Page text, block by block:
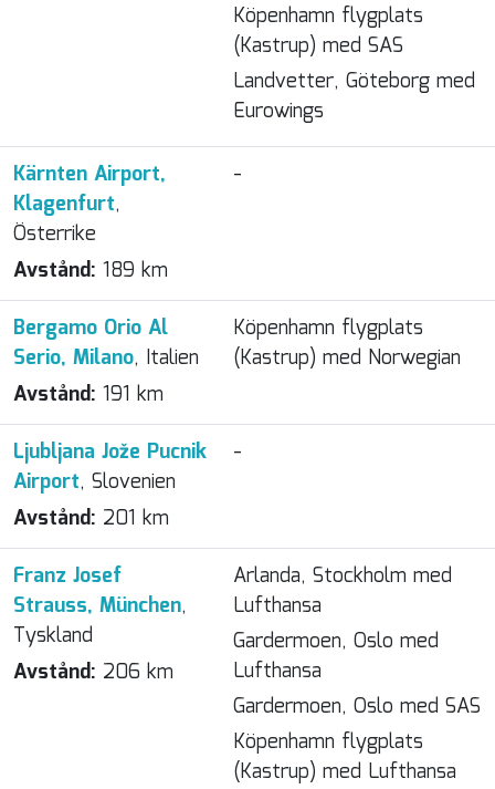
Köpenhamn flygplats
(Kastrup) med SAS
Landvetter, Göteborg med
Eurowings
Kärnten Airport,
Klagenfurt,
Österrike
Avstånd: 189 km
-
Bergamo Orio Al
Serio, Milano, Italien
Avstånd: 191 km
Köpenhamn flygplats
(Kastrup) med Norwegian
Ljubljana Jože Pucnik
Airport, Slovenien
Avstånd: 201 km
-
Franz Josef
Strauss, München,
Tyskland
Avstånd: 206 km
Arlanda, Stockholm med
Lufthansa
Gardermoen, Oslo med
Lufthansa
Gardermoen, Oslo med SAS
Köpenhamn flygplats
(Kastrup) med Lufthansa